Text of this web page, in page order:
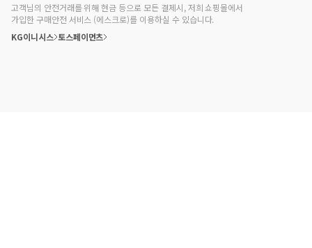
고객님의 안전거래를 위해 현금 등으로 모든 결제시, 저희 쇼핑몰에서
가입한 구매안전 서비스 (에스크로)를 이용하실 수 있습니다.
KG이니시스 토스페이먼츠